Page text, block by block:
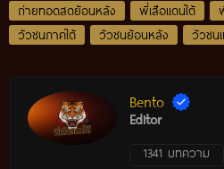
ถ่ายทอดสดย้อนหลัง
พี่เสือแดนใต้
วัวชนภาคใต้
วัวชนย้อนหลัง วัวชน
Bento
Editor
1341 บทความ